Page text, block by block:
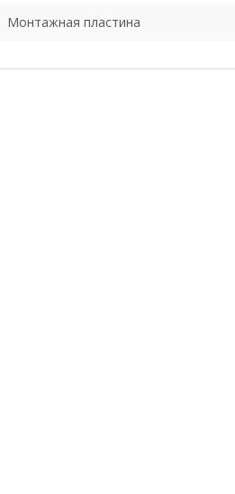
Монтажная пластина